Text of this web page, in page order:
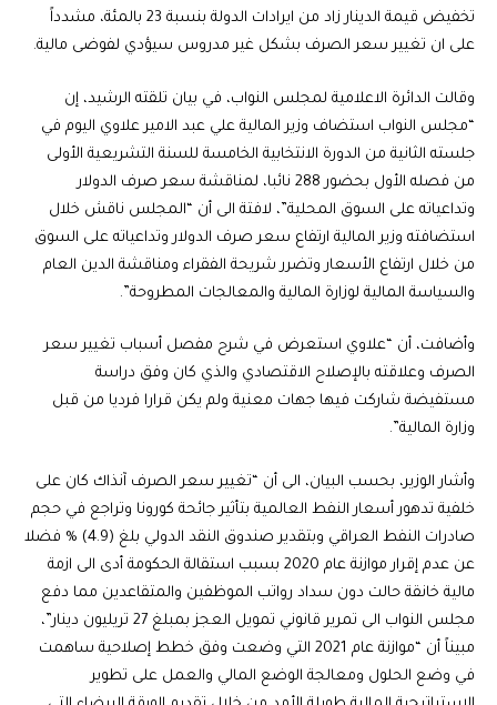
تخفيض قيمة الدينار زاد من ايرادات الدولة بنسبة 23 بالمئة، مشدداً
على ان تغيير سعر الصرف بشكل غير مدروس سيؤدي لفوضى مالية.
وقالت الدائرة الاعلامية لمجلس النواب، في بيان تلقته الرشيد، إن
“مجلس النواب استضاف وزير المالية علي عبد الامير علاوي اليوم في
جلسته الثانية من الدورة الانتخابية الخامسة للسنة التشريعية الأولى
من فصله الأول بحضور 288 نائبا، لمناقشة سعر صرف الدولار
وتداعياته على السوق المحلية”، لافتة الى أن “المجلس ناقش خلال
استضافته وزير المالية ارتفاع سعر صرف الدولار وتداعياته على السوق
من خلال ارتفاع الأسعار وتضرر شريحة الفقراء ومناقشة الدين العام
والسياسة المالية لوزارة المالية والمعالجات المطروحة”.
وأضافت، أن “علاوي استعرض في شرح مفصل أسباب تغيير سعر
الصرف وعلاقته بالإصلاح الاقتصادي والذي كان وفق دراسة
مستفيضة شاركت فيها جهات معنية ولم يكن قرارا فرديا من قبل
وزارة المالية”.
وأشار الوزير، بحسب البيان، الى أن “تغيير سعر الصرف آنذاك كان على
خلفية تدهور أسعار النفط العالمية بتأثير جائحة كورونا وتراجع في حجم
صادرات النفط العراقي وبتقدير صندوق النقد الدولي بلغ (4.9) % فضلا
عن عدم إقرار موازنة عام 2020 بسبب استقالة الحكومة أدى الى ازمة
مالية خانقة حالت دون سداد رواتب الموظفين والمتقاعدين مما دفع
مجلس النواب الى تمرير قانوني تمويل العجز بمبلغ 27 تريليون دينار”،
مبيناً أن “موازنة عام 2021 التي وضعت وفق خطط إصلاحية ساهمت
في وضع الحلول ومعالجة الوضع المالي والعمل على تطوير